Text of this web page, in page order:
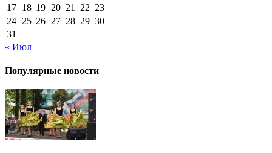
17 18 19 20 21 22 23
24 25 26 27 28 29 30
31
« Июл
Популярные новости